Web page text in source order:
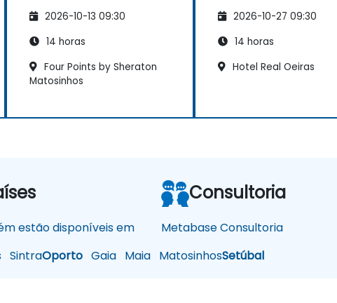
2026-10-13 09:30
14 horas
Four Points by Sheraton
Matosinhos
2026-10-27 09:30
14 horas
Hotel Real Oeiras
SintraOporto Gaia Maia MatosinhosSetúbal
estão disponíveis em
Consultoria
Metabase Consultoria